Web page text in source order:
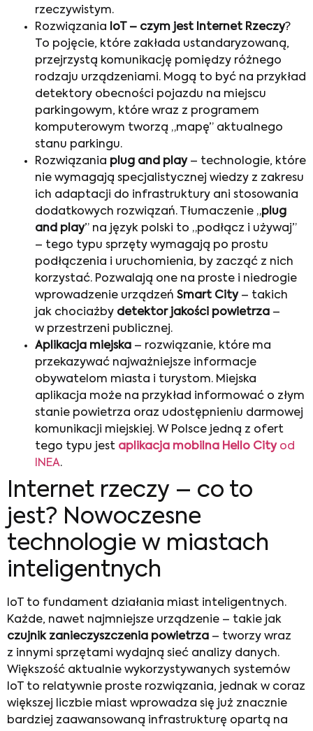
rzeczywistym.
Rozwiązania
IoT – czym jest Internet Rzeczy?
To pojęcie, które zakłada ustandaryzowaną,
przejrzystą komunikację pomiędzy różnego
rodzaju urządzeniami. Mogą to być na przykład
detektory obecności pojazdu na miejscu
parkingowym, które wraz z programem
komputerowym tworzą „mapę” aktualnego
stanu parkingu.
Rozwiązania plug and play– technologie, które
nie wymagają specjalistycznej wiedzy z zakresu
ich adaptacji do infrastruktury ani stosowania
dodatkowych rozwiązań. Tłumaczenie „plug
and play” na język polski to „podłącz i używaj”
– tego typu sprzęty wymagają po prostu
podłączenia i uruchomienia, by zacząć z nich
korzystać. Pozwalają one na proste i niedrogie
wprowadzenie urządzeń Smart City– takich
jak chociażby detektor jakości powietrza –
w przestrzeni publicznej.
Aplikacja miejska – rozwiązanie, które ma
przekazywać najważniejsze informacje
obywatelom miasta i turystom. Miejska
aplikacja może na przykład informować o złym
stanie powietrza oraz udostępnieniu darmowej
komunikacji miejskiej. W Polsce jedną z ofert
tego typu jest aplikacja mobilna Hello Cityod
INEA.
Internet rzeczy – co to
jest? Nowoczesne
technologie w miastach
inteligentnych
IoT to fundament działania miast inteligentnych.
Każde, nawet najmniejsze urządzenie – takie jak
czujnik zanieczyszczenia powietrza – tworzy wraz
z innymi sprzętami wydajną sieć analizy danych.
Większość aktualnie wykorzystywanych systemów
IoT to relatywnie proste rozwiązania, jednak w coraz
większej liczbie miast wprowadza się już znacznie
bardziej zaawansowaną infrastrukturę opartą na